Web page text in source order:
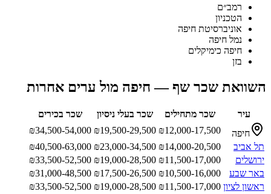
רמב״ם
הטכניון
אוניברסיטת חיפה
נמל חיפה
חיפה כימיקלים
בזן
השוואת שכר שף— חיפה מול ערים אחרות
עיר שכר מתחילים שכר בעלי ניסיון
שכר בכירים
חיפה
₪12,000-17,500
₪19,500-29,500
₪34,500-54,000
תל אביב
₪14,000-20,500
₪23,000-34,500
₪40,500-63,000
ירושלים
₪11,500-17,000
₪19,000-28,500
₪33,500-52,500
באר שבע
₪10,500-16,000
₪17,500-26,500
₪31,000-48,500
ראשון לציון
₪11,500-17,000
₪19,000-28,500
₪33,500-52,500